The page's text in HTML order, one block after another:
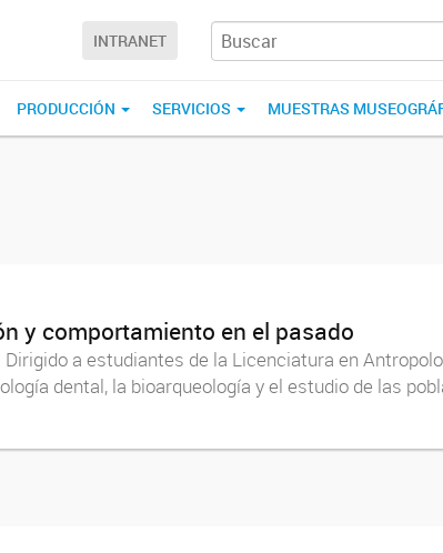
INTRANET
PRODUCCIÓN SERVICIOS MUESTRAS
y comportamiento en el pasado
a estudiantes de la Licenciatura en
dental, la bioarqueología y el estudio de las